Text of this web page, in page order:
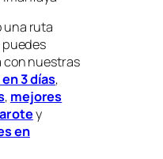
una ruta
puedes
con nuestras
3 días,
, mejores
y
en